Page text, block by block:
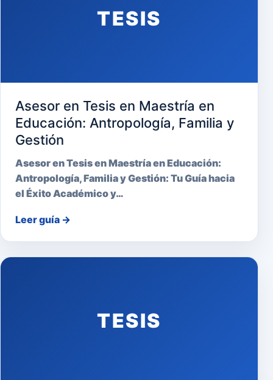
TESIS
Asesor en Tesis en Maestría en
Educación: Antropología, Familia y
Gestión
Asesor en Tesis en Maestría en Educación:
Antropología, Familia y Gestión: Tu Guía hacia
el Éxito Académico y…
Leer guía →
TESIS